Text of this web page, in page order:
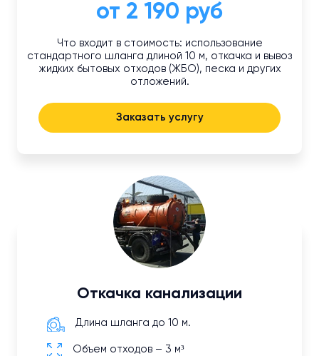
от 2 190 руб
Что входит в стоимость: использование
стандартного шланга длиной 10 м, откачка и вывоз
жидких бытовых отходов (ЖБО), песка и других
отложений.
Заказать услугу
Откачка канализации
Длина шланга до 10 м.
Объем отходов – 3 м³